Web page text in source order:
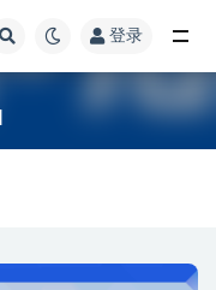
登录